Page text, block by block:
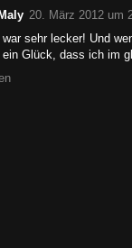
20. März 2012 um
sehr lecker! Und
ein Glück, dass ich im